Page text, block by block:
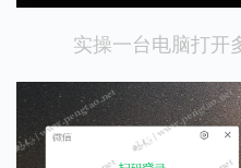
实操一台电脑打开